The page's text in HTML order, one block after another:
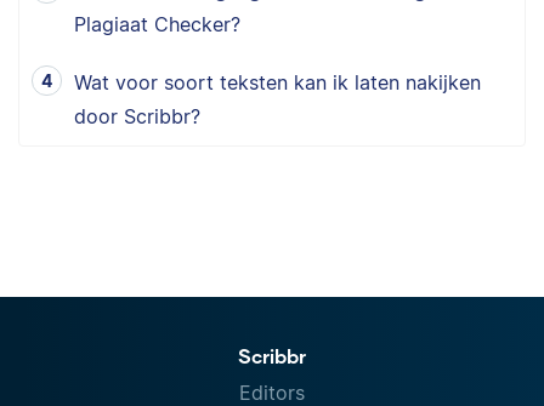
Plagiaat Checker?
Wat voor soort teksten kan ik laten nakijken
door Scribbr?
Scribbr
Editors